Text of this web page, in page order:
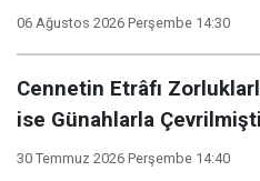
06 Ağustos 2026 Perşembe 14:30
Cennetin Etrâfı
ise Günahlarla
30 Temmuz 2026 Perşembe 14:40